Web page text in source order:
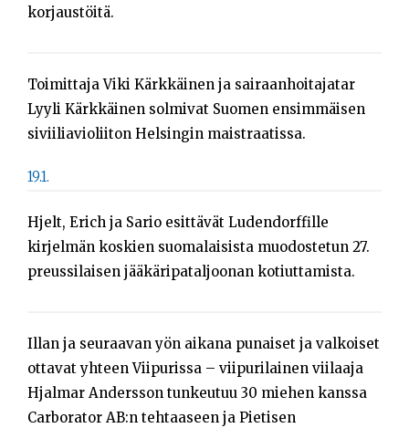
korjaustöitä.
Toimittaja Viki Kärkkäinen ja sairaanhoitajatar
Lyyli Kärkkäinen solmivat Suomen ensimmäisen
siviiliavioliiton Helsingin maistraatissa.
19.1.
Hjelt, Erich ja Sario esittävät Ludendorffille
kirjelmän koskien suomalaisista muodostetun 27.
preussilaisen jääkäripataljoonan kotiuttamista.
Illan ja seuraavan yön aikana punaiset ja valkoiset
ottavat yhteen Viipurissa – viipurilainen viilaaja
Hjalmar Andersson tunkeutuu 30 miehen kanssa
Carborator AB:n tehtaaseen ja Pietisen